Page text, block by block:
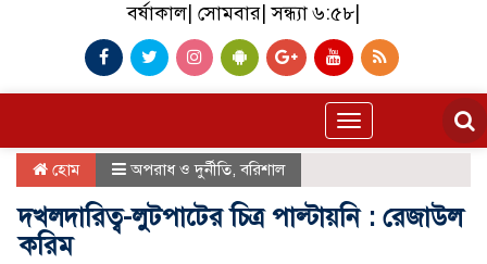
বর্ষাকাল| সোমবার |সন্ধ্যা ৬:৫৮
Toggle
navigation
হোম অপরাধ ও দুর্নীতি,বরিশাল
দখলদারিত্ব-লুটপাটের চিত্র পাল্টায়নি : রেজাউল
করিম